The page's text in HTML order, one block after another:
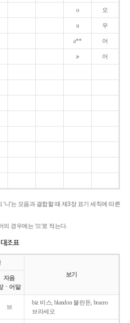
o 오
u 우
ə** 어
ɚ 어
'니'는 모음과 결합할 때 제3장 표기 세칙에 따른
의 경우에는 '으'로 적는다.
조표
보기
자음
ㆍ어말
브
biz 비스, blandon 블란돈, braceo
브라세오